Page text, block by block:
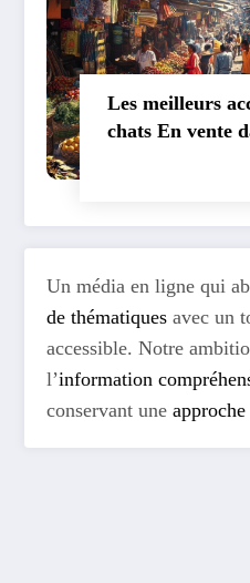
Les meilleurs
chats En vente
Un média en ligne qui
de thématiques avec un
accessible. Notre
l’information
conservant une